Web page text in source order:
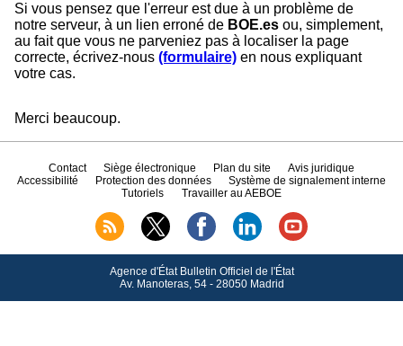
Si vous pensez que l'erreur est due à un problème de
notre serveur, à un lien erroné de BOE.es ou, simplement,
au fait que vous ne parveniez pas à localiser la page
correcte, écrivez-nous (formulaire) en nous expliquant
votre cas.
Merci beaucoup.
Contact Siège électronique Plan du site
Avis juridique
Accessibilité
Protection des données
Système de signalement interne
Tutoriels
Travailler au AEBOE
Agence d'État Bulletin Officiel de l'État
Av.Manoteras, 54 - 28050 Madrid